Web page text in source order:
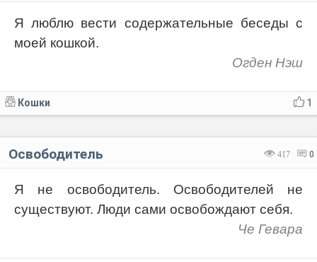
Я люблю вести содержательные беседы с
моей кошкой.
Огден Нэш
1
Кошки
417 0
Освободитель
Я не освободитель. Освободителей не
существуют. Люди сами освобождают себя.
Че Гевара